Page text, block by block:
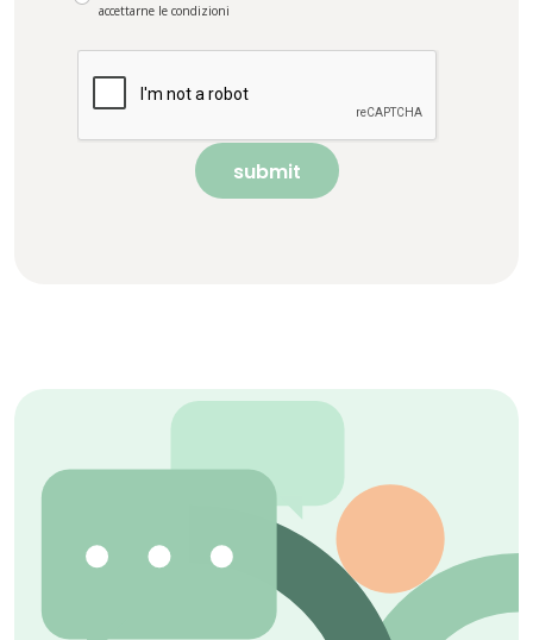
accettarne le condizioni
submit